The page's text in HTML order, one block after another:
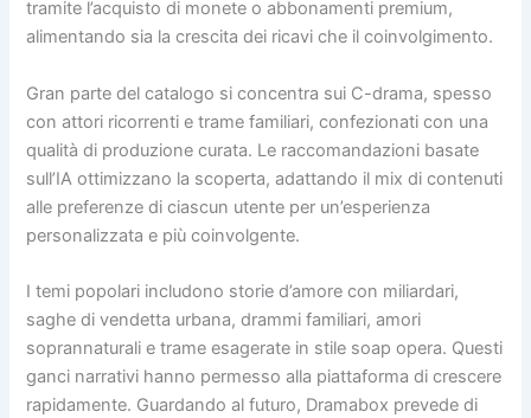
tramite l’acquisto di monete o abbonamenti premium,
alimentando sia la crescita dei ricavi che il coinvolgimento.
Gran parte del catalogo si concentra sui C-drama, spesso
con attori ricorrenti e trame familiari, confezionati con una
qualità di produzione curata. Le raccomandazioni basate
sull’IA ottimizzano la scoperta, adattando il mix di contenuti
alle preferenze di ciascun utente per un’esperienza
personalizzata e più coinvolgente.
I temi popolari includono storie d’amore con miliardari,
saghe di vendetta urbana, drammi familiari, amori
soprannaturali e trame esagerate in stile soap opera. Questi
ganci narrativi hanno permesso alla piattaforma di crescere
rapidamente. Guardando al futuro, Dramabox prevede di